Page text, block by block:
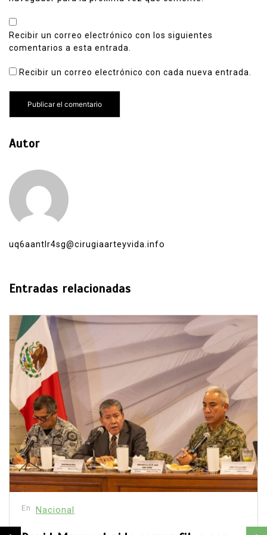
Recibir un correo electrónico con los siguientes
comentarios a esta entrada.
Recibir un correo electrónico con cada nueva entrada.
Autor
uq6aantlr4sg@cirugiaarteyvida.info
Entradas relacionadas
En